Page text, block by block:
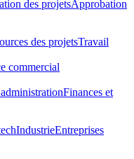
des projetsApprobation
des projetsTravail
commercial
Finances et
IndustrieEntreprises